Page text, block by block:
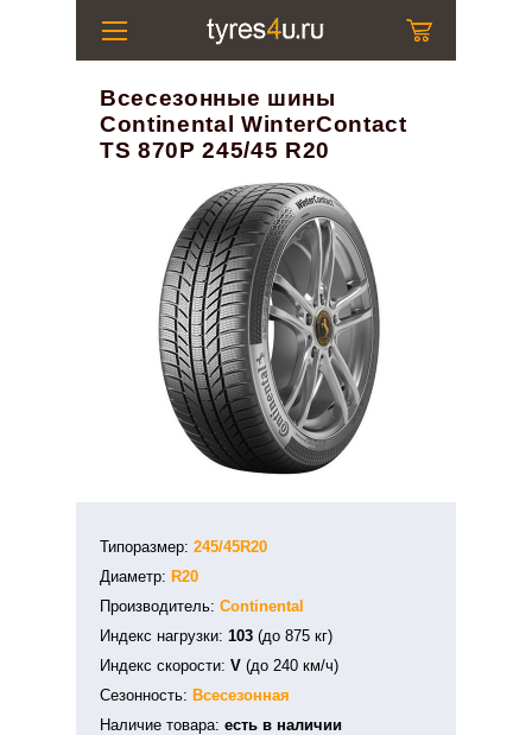
Всесезонные шины
Continental WinterContact
TS 870P 245/45 R20
Типоразмер: 245/45R20
Диаметр: R20
Производитель: Continental
Индекс нагрузки: 103 (до 875 кг)
Индекс скорости: V (до 240 км/ч)
Сезонность: Всесезонная
Наличие товара: есть в наличии